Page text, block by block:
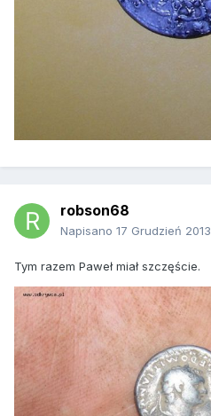
robson68
Napisano 17 Grudzień 2013
Tym razem Paweł miał szczęście.